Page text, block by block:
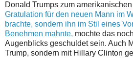
Donald Trumps zum
Gratulation für den neuen Mann im
brachte, sondern ihn im Stil eines
Benehmen mahnte, mochte das
Augenblicks geschuldet sein. Auch
Trump, sondern mit Hillary Clinton